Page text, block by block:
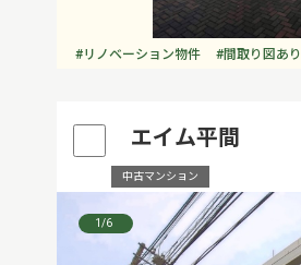
#リノベーション物件 #間取り図あり
エイム平間
中古マンション
1 /6